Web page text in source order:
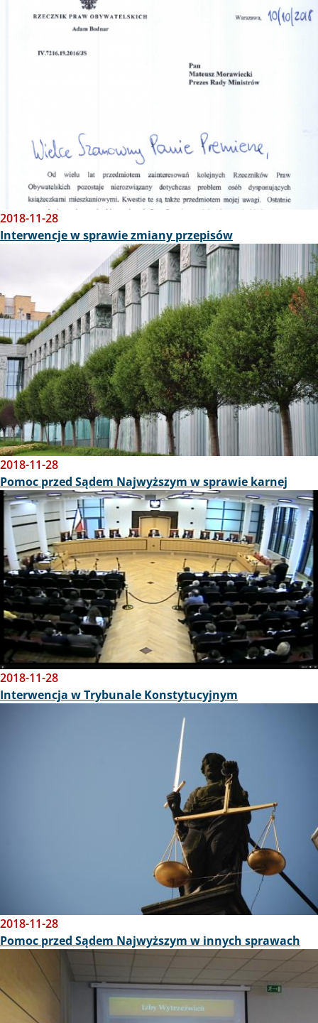
2018-11-28
Interwencje w sprawie zmiany przepisów
2018-11-28
Pomoc przed Sądem Najwyższym w sprawie karnej
Obraz
2018-11-28
Interwencja w Trybunale Konstytucyjnym
2018-11-28
Pomoc przed Sądem Najwyższym w innych sprawach
Obraz